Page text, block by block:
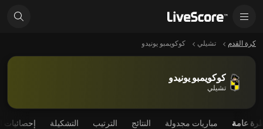
كرة القدم تشيلي كوكويمبو يونيدو
كوكويمبو يونيدو
تشيلي
عامة مباريات مجدولة النتائج الترتيب التشكيلة إحصائيات